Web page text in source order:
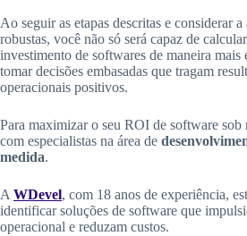
Ao seguir as etapas descritas e considerar
robustas, você não só será capaz de
investimento de softwares de maneira mais
tomar decisões embasadas que tragam
operacionais positivos.
Para maximizar o seu ROI de software sob
com especialistas na área de
medida.
A WDevel, com 18 anos de experiência,
identificar soluções de software que
operacional e reduzam custos.